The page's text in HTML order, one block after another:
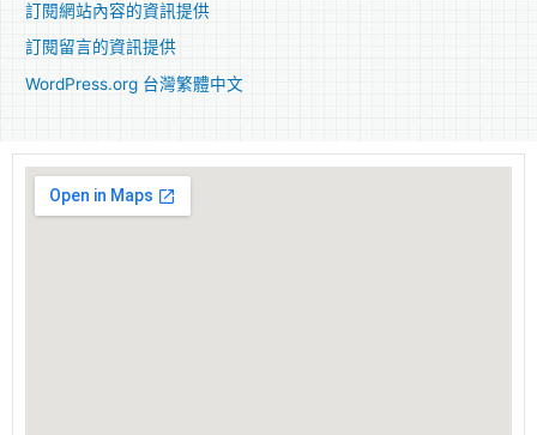
訂閱網站內容的資訊提供
訂閱留言的資訊提供
WordPress.org 台灣繁體中文